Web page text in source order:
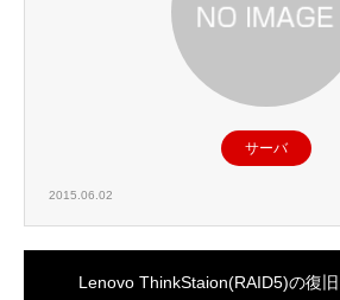
サーバ
2015.06.02
Lenovo ThinkStaion(RAID5)の復旧